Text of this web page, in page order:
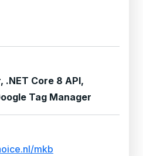
.NET Core 8 API,
Tag Manager
mkb